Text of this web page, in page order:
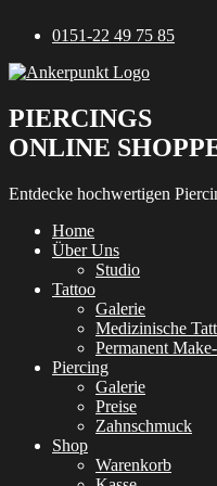
Inhalt
0151-22 49 75 85
PIERCINGS
ONLINE
Entdecke hochwertigen
Home
Über Uns
Studio
Tattoo
Galerie
Medizinische
Permanent
Piercing
Galerie
Preise
Zahnschmuck
Shop
Warenkorb